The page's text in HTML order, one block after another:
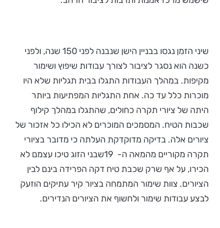
שיני הזמן נגסו בבניין הישן שנבנה לפני 150 שנה, ולפני
כשנה הוא נסגר לציבור לצורך עבודות שיפוץ ושימור
מקיפות. במהלך העבודות התגלו בבית תגליות שלא היו
מוכרות כלל עד כה. אחת התגליות המפתיעות ביותר
היתה של ציורי תקרה כחולים, שהתגלו במהלך קילוף
שכבות הטיח. המסמכים המוכרים לא הכילו כל אזכור של
ציורים אלה. בדיקה מדוקדקת העלתה כי מדובר בציורי
תקרה מקוריים מהמאה ה- 19שבני הזוג טיכו עצמם לא
הכירו, על אף שרק שכבת טיח דקה הפרידה בינם לבין
הציורים. צוות שימור המתמחה בציור קיר עתיקים הוזעק
לבצע עבודות שימור ולחשוף את הציורים הנדירים.